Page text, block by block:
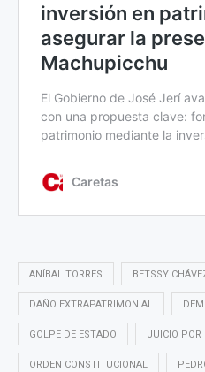
ANÍBAL TORRES BETSSY
DAÑO EXTRAPATRIMONIAL
GOLPE DE ESTADO JUICIO POR
ORDEN CONSTITUCIONAL